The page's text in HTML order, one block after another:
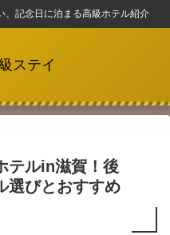
、記念日に泊まる高級ホテル紹介
ステイ
テルin滋賀！後
選びとおすすめ